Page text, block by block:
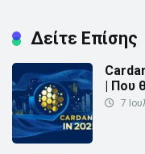
Δείτε Επίσης
| Που
7